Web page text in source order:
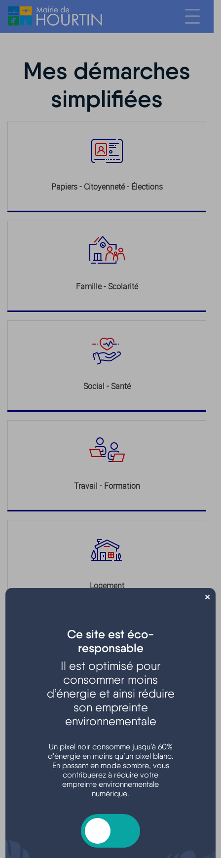
Mes démarches
simplifiées
Papiers - Citoyenneté - Élections
Famille - Scolarité
Social - Santé
Travail - Formation
Logement
Transports - Mobilité
Argent - Impôts - Consommation
Ce site est éco-
responsable
Il est optimisé pour
consommer moins
d’énergie et ainsi réduire
son empreinte
environnementale
Un pixel noir consomme jusqu’à 60%
d’énergie en moins qu’un pixel blanc.
En passant en mode sombre, vous
contribuerez à réduire votre
empreinte environnementale
numérique.
×